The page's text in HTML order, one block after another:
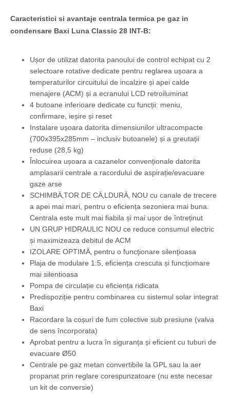
Caracteristici si avantaje centrala termica pe gaz in
condensare Baxi Luna Classic 28 INT-B:
Ușor de utilizat datorita panoului de control echipat cu 2
selectoare rotative dedicate pentru reglarea ușoara a
temperaturilor circuitului de incalzire și apei calde
menajere (ACM) și a ecranului LCD retroiluminat
4 butoane inferioare dedicate cu funcții: meniu,
confirmare, ieșire și reset
Instalare ușoara datorita dimensiunilor ultracompacte
(700x395x285mm – inclusiv butoanele) și a greutații
reduse (28,5 kg)
Înlocuirea ușoara a cazanelor convenționale datorita
amplasarii centrale a racordului de aspirație/evacuare
gaze arse
SCHIMBÄ‚TOR DE CÄ‚LDURÄ‚ NOU cu canale de trecere
a apei mai mari, pentru o eficiența sezoniera mai buna.
Centrala este mult mai fiabila și mai ușor de întreținut
UN GRUP HIDRAULIC NOU ce reduce consumul electric
și maximizeaza debitul de ACM
IZOLARE OPTIMÄ‚ pentru o funcționare silențioasa
Plaja de modulare 1:5, eficiența crescuta și funcțiomare
mai silentioasa
Pompa de circulație cu eficiența ridicata
Predispoziție pentru combinarea cu sistemul solar integrat
Baxi
Racordare la coșuri de fum colective sub presiune (valva
de sens încorporata)
Aprobat pentru a lucra în siguranța și eficient cu tuburi de
evacuare Ø50
Centrale pe gaz metan convertibile la GPL sau la aer
propanat prin reglare corespunzatoare (nu este necesar
un kit de conversie)